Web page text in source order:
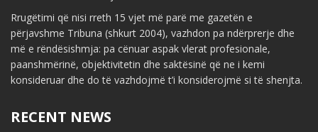
Rrugëtimi që nisi rreth 15 vjet më parë me gazetën e
përjavshme Tribuna (shkurt 2004), vazhdon pa ndërprerje dhe
më e rëndësishmja: pa cënuar aspak vlerat profesionale,
paanshmërinë, objektivitetin dhe saktësinë që ne i kemi
konsideruar dhe do të vazhdojmë t’i konsiderojmë si të shenjta.
RECENT NEWS